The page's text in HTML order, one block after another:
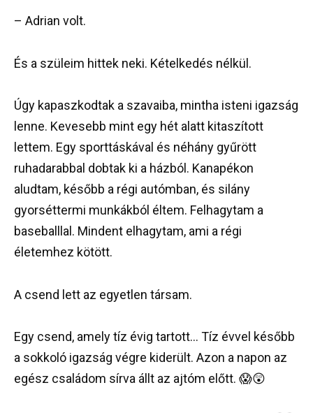
– Adrian volt.
És a szüleim hittek neki. Kételkedés nélkül.
Úgy kapaszkodtak a szavaiba, mintha isteni igazság
lenne. Kevesebb mint egy hét alatt kitaszított
lettem. Egy sporttáskával és néhány gyűrött
ruhadarabbal dobtak ki a házból. Kanapékon
aludtam, később a régi autómban, és silány
gyorséttermi munkákból éltem. Felhagytam a
baseballlal. Mindent elhagytam, ami a régi
életemhez kötött.
A csend lett az egyetlen társam.
Egy csend, amely tíz évig tartott… Tíz évvel később
a sokkoló igazság végre kiderült. Azon a napon az
egész családom sírva állt az ajtóm előtt. 😱😲